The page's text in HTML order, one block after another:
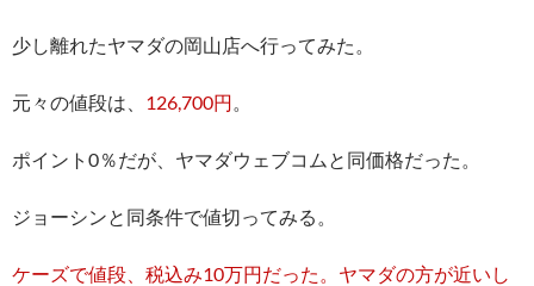
少し離れたヤマダの岡山店へ行ってみた。
元々の値段は、 126,700円
ポイント0％だが、ヤマダウェブコムと同価格だった。
ジョーシンと同条件で値切ってみる。
ケーズで値段、税込み10万円だった。ヤマダの方が近いし